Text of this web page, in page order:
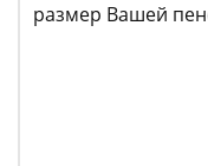
размер Вашей